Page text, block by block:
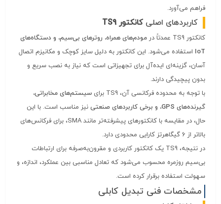
فراهم می‌آورد.
کاربردهای اصلیکانکتور TS9
کانکتور TS9 عمدتاً در
مودم‌های همراه، روترهای بی‌سیم، و دستگاه‌های
IoT استفاده می‌شود. این کانکتور به دلیل سایز کوچک و مکانیزم اتصال
آسان، گزینه‌ای ایده‌آل برای تجهیزاتی است که نیاز به نصب سریع و
بدون پیچیدگی دارند.
با توجه به محدوده فرکانسی آن، TS9 برای
سیستم‌های مخابراتی،
گیرنده‌های GPS، و برخی کاربردهای صنعتی
نیز مناسب است. با این
حال، در مقایسه با کانکتورهای پیشرفته‌تر مانند SMA، برای فرکانس‌های
بالاتر از 6 گیگاهرتز کارایی محدودی دارد.
در نتیجه، TS9 یک کانکتور کاربردی و مقرون‌به‌صرفه برای ارتباطات
بی‌سیم روزمره محسوب می‌شود که تعادل مناسبی بین عملکرد، اندازه، و
سهولت استفاده برقرار کرده است.
مشخصات فنی تبدیل کابلی